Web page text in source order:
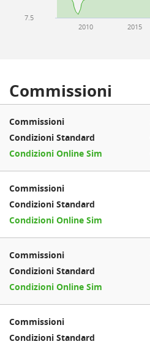
2010 2015
7.5
Commissioni